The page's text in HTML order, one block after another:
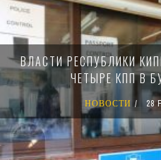
ВЛАСТИ РЕСПУБЛИКИ
ЧЕТЫРЕ КПП В
НОВОСТИ 28